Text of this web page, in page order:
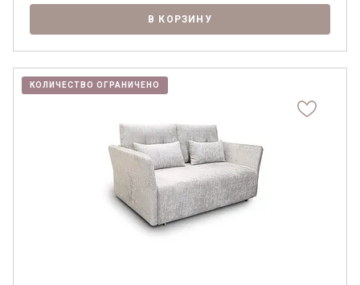
В КОРЗИНУ
КОЛИЧЕСТВО ОГРАНИЧЕНО